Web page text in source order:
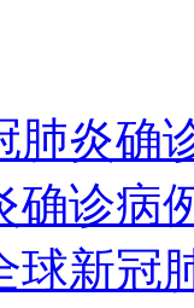
肺炎确
确诊病
球新冠